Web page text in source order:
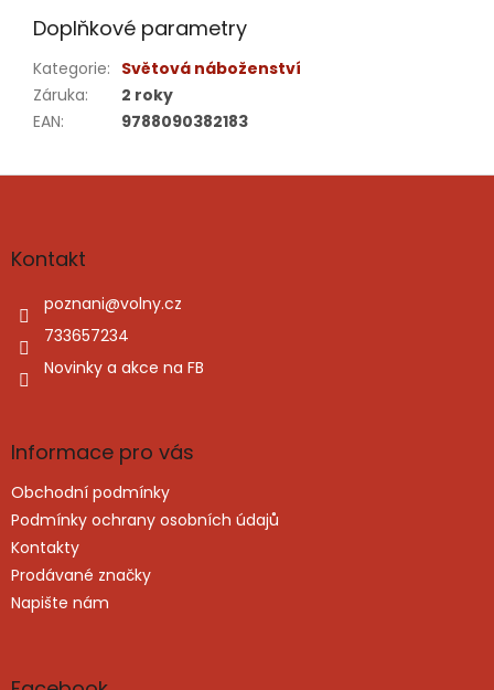
Doplňkové parametry
Kategorie: Světová náboženství
Záruka:
2 roky
EAN: 9788090382183
Z
aKontakt
poznani@volny.cz
733657234
Novinky a akce na FB
Informace pro vás
Obchodní podmínky
Podmínky ochrany osobních údajů
Kontakty
Prodávané značky
Napište nám